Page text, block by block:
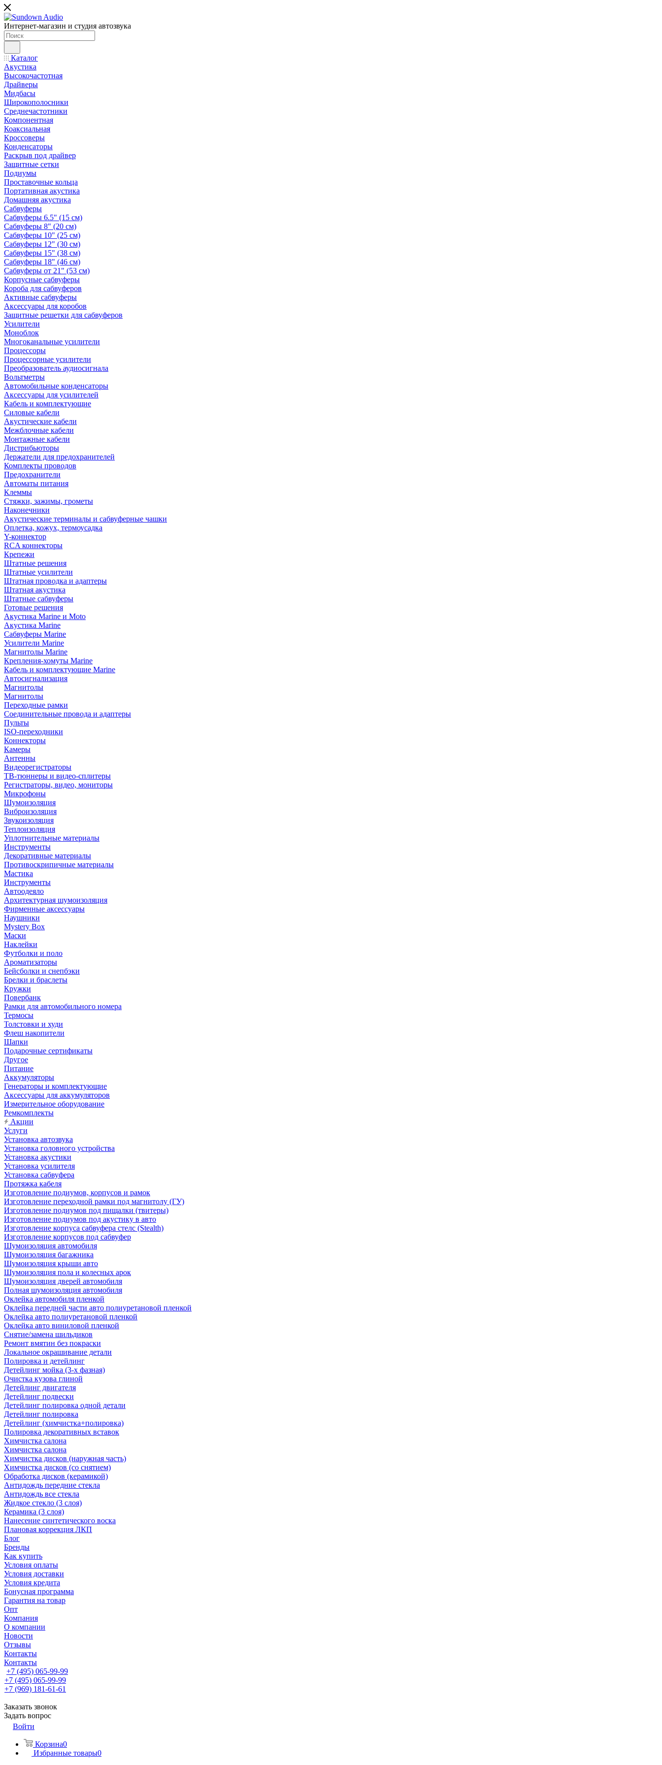
Интернет-магазин и студия автозвука
Каталог
Акустика
Высокочастотная
Драйверы
Мидбасы
Широкополосники
Среднечастотники
Компонентная
Коаксиальная
Кроссоверы
Конденсаторы
Раскрыв под драйвер
Защитные сетки
Подиумы
Проставочные кольца
Портативная акустика
Домашняя акустика
Сабвуферы
Сабвуферы 6.5" (15 см)
Сабвуферы 8" (20 см)
Сабвуферы 10" (25 см)
Сабвуферы 12" (30 см)
Сабвуферы 15" (38 см)
Сабвуферы 18" (46 см)
Сабвуферы от 21" (53 см)
Корпусные сабвуферы
Короба для сабвуферов
Активные сабвуферы
Аксессуары для коробов
Защитные решетки для сабвуферов
Усилители
Моноблок
Многоканальные усилители
Процессоры
Процессорные усилители
Преобразователь аудиосигнала
Вольтметры
Автомобильные конденсаторы
Аксессуары для усилителей
Кабель и комплектующие
Силовые кабели
Акустические кабели
Межблочные кабели
Монтажные кабели
Дистрибьюторы
Держатели для предохранителей
Комплекты проводов
Предохранители
Автоматы питания
Клеммы
Стяжки, зажимы, грометы
Наконечники
Акустические терминалы и сабвуферные чашки
Оплетка, кожух, термоусадка
Y-коннектор
RCA коннекторы
Крепежи
Штатные решения
Штатные усилители
Штатная проводка и адаптеры
Штатная акустика
Штатные сабвуферы
Готовые решения
Акустика Marine и Moto
Акустика Marine
Сабвуферы Marine
Усилители Marine
Магнитолы Marine
Крепления-хомуты Marine
Кабель и комплектующие Marine
Автосигнализация
Магнитолы
Магнитолы
Переходные рамки
Соединительные провода и адаптеры
Пульты
ISO-переходники
Коннекторы
Камеры
Антенны
Видеорегистраторы
ТВ-тюннеры и видео-сплитеры
Регистраторы, видео, мониторы
Микрофоны
Шумоизоляция
Виброизоляция
Звукоизоляция
Теплоизоляция
Уплотнительные материалы
Инструменты
Декоративные материалы
Противоскрипичные материалы
Мастика
Инструменты
Автоодеяло
Архитектурная шумоизоляция
Фирменные аксессуары
Наушники
Mystery Box
Маски
Наклейки
Футболки и поло
Ароматизаторы
Бейсболки и снепбэки
Брелки и браслеты
Кружки
Повербанк
Рамки для автомобильного номера
Термосы
Толстовки и худи
Флеш накопители
Шапки
Подарочные сертификаты
Другое
Питание
Аккумуляторы
Генераторы и комплектующие
Аксессуары для аккумуляторов
Измерительное оборудование
Ремкомплекты
Акции
Услуги
Установка автозвука
Установка головного устройства
Установка акустики
Установка усилителя
Установка сабвуфера
Протяжка кабеля
Изготовление подиумов, корпусов и рамок
Изготовление переходной рамки под магнитолу (ГУ)
Изготовление подиумов под пищалки (твитеры)
Изготовление подиумов под акустику в авто
Изготовление корпуса сабвуфера стелс (Stealth)
Изготовление корпусов под сабвуфер
Шумоизоляция автомобиля
Шумоизоляция багажника
Шумоизоляция крыши авто
Шумоизоляция пола и колесных арок
Шумоизоляция дверей автомобиля
Полная шумоизоляция автомобиля
Оклейка автомобиля пленкой
Оклейка передней части авто полиуретановой пленкой
Оклейка авто полиуретановой пленкой
Оклейка авто виниловой пленкой
Снятие/замена шильдиков
Ремонт вмятин без покраски
Локальное окрашивание детали
Полировка и детейлинг
Детейлинг мойка (3-х фазная)
Очистка кузова глиной
Детейлинг двигателя
Детейлинг подвески
Детейлинг полировка одной детали
Детейлинг полировка
Детейлинг (химчистка+полировка)
Полировка декоративных вставок
Химчистка салона
Химчистка салона
Химчистка дисков (наружная часть)
Химчистка дисков (со снятием)
Обработка дисков (керамикой)
Антидождь передние стекла
Антидождь все стекла
Жидкое стекло (3 слоя)
Керамика (3 слоя)
Нанесение синтетического воска
Плановая коррекция ЛКП
Блог
Бренды
Как купить
Условия оплаты
Условия доставки
Условия кредита
Бонусная программа
Гарантия на товар
Опт
Компания
О компании
Новости
Отзывы
Контакты
Контакты
+7 (495) 065-99-99
+7 (495) 065-99-99
+7 (969) 181-61-61
Заказать звонок
Задать вопрос
Войти
Корзина0
Избранные товары0